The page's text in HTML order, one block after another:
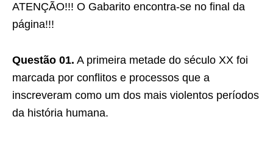
ATENÇÃO!!! O Gabarito encontra-se no final da
página!!!
Questão 01. A primeira metade do século XX foi
marcada por conflitos e processos que a
inscreveram como um dos mais violentos períodos
da história humana.